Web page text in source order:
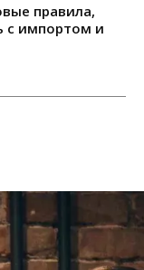
правила,
с импортом и